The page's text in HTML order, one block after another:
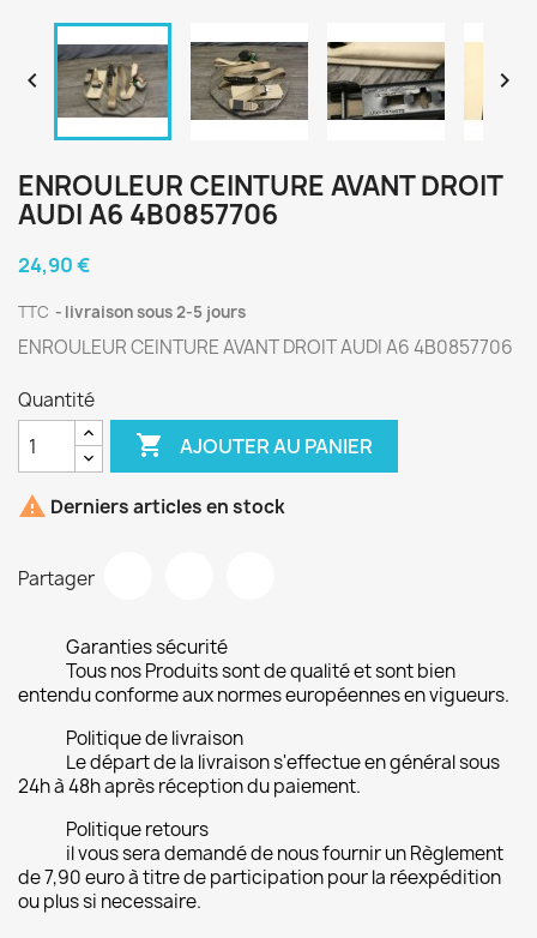
 
ENROULEUR CEINTURE AVANT DROIT
AUDI A6 4B0857706
24,90 €
TTC livraison sous 2-5 jours
ENROULEUR CEINTURE AVANT DROIT AUDI A6 4B0857706
Quantité
 AJOUTER AU PANIER
 Derniers articles en stock
Partager
Garanties sécurité
Tous nos Produits sont de qualité et sont bien
entendu conforme aux normes européennes en vigueurs.
Politique de livraison
Le départ de la livraison s'effectue en général sous
24h à 48h après réception du paiement.
Politique retours
il vous sera demandé de nous fournir un Règlement
de 7,90 euro à titre de participation pour la réexpédition
ou plus si necessaire.